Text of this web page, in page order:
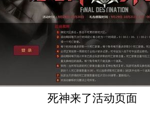
死神来了活动页面